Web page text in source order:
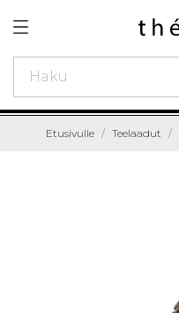
Etusivulle Teelaadut